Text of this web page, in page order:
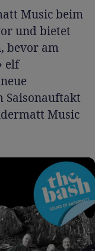
Music beim
und bietet
bevor am
elf
Saisonauftakt
Music